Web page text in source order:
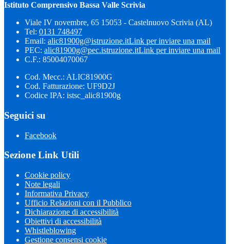
Istituto Comprensivo Bassa Valle Scrivia
Viale IV novembre, 65 15053 - Castelnuovo Scrivia (AL)
Tel: 0131 748497
Email: alic81900g@istruzione.itLink per inviare una mail
PEC: alic81900g@pec.istruzione.itLink per inviare una mail
C.F.: 85004070067
Cod. Mecc.: ALIC81900G
Cod. Fatturazione: UF9D2J
Codice IPA: istsc_alic81900g
Seguici su
Facebook
Sezione Link Utili
Cookie policy
Note legali
Informativa Privacy
Ufficio Relazioni con il Pubblico
Dichiarazione di accessibilità
Obiettivi di accessibilità
Whistleblowing
Gestione consensi cookie